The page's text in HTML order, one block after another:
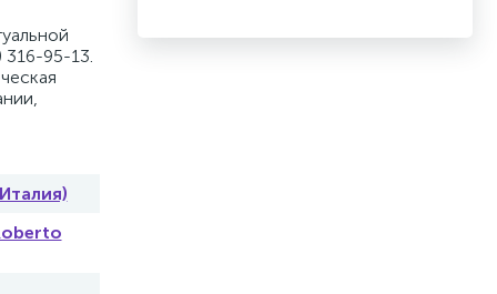
316-95-13.